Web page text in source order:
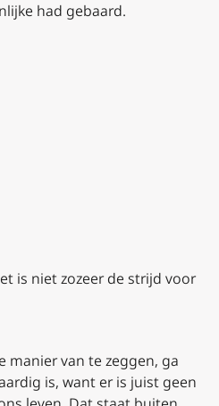
had gebaard.
is niet zozeer de strijd voor
manier van te zeggen, ga
is, want er is juist geen